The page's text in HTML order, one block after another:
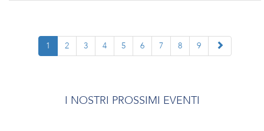
1 2 3 4 5 6 7 8 9
I NOSTRI PROSSIMI EVENTI